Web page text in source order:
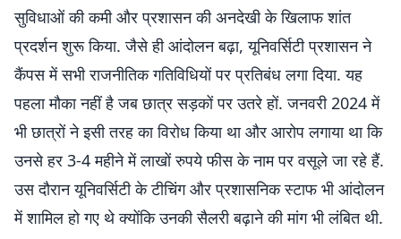
सुविधाओं की कमी और प्रशासन की अनदेखी के खिलाफ शांत
प्रदर्शन शुरू किया. जैसे ही आंदोलन बढ़ा, यूनिवर्सिटी प्रशासन ने
कैंपस में सभी राजनीतिक गतिविधियों पर प्रतिबंध लगा दिया. यह
पहला मौका नहीं है जब छात्र सड़कों पर उतरे हों. जनवरी 2024 में
भी छात्रों ने इसी तरह का विरोध किया था और आरोप लगाया था कि
उनसे हर 3-4 महीने में लाखों रुपये फीस के नाम पर वसूले जा रहे हैं.
उस दौरान यूनिवर्सिटी के टीचिंग और प्रशासनिक स्टाफ भी आंदोलन
में शामिल हो गए थे क्योंकि उनकी सैलरी बढ़ाने की मांग भी लंबित थी.